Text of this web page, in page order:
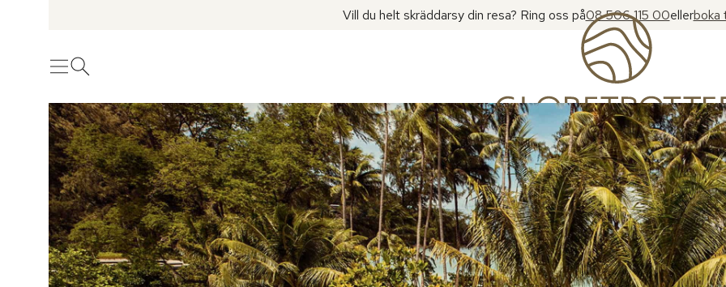
Vill du helt skräddarsy din resa? Ring oss på08 506 115 00ellerboka
MenyÖppna sök